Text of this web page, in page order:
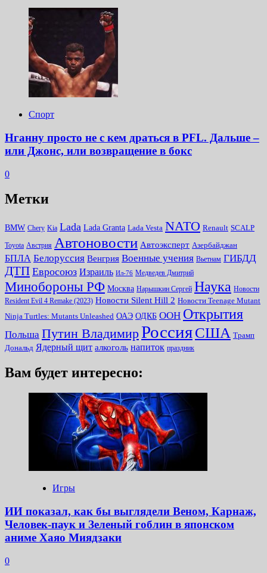
Спорт
Нганну просто не с кем драться в PFL. Дальше –
или Джонс, или возвращение в бокс
0
Метки
BMW Chery Kia Lada Lada Granta Lada Vesta NATO Renault SCALP
Toyota Австрия Автоновости Автоэксперт Азербайджан
БПЛА Белоруссия Венгрия Военные учения Вьетнам ГИБДД
ДТП Евросоюз Израиль Ил-76 Медведев Дмитрий
Минoбороны РФ Москва Нарышкин Сергей Наука Новости
Resident Evil 4 Remake (2023) Новости Silent Hill 2 Новости Teenage Mutant
Ninja Turtles: Mutants Unleashed ОАЭ ОДКБ ООН Открытия
Польша Путин ВладимирРоссияСША Трамп
Дональд Ядерный щит алкоголь напиток праздник
Вам будет интересно:
Игры
ИИ показал, как бы выглядели Веном, Карнаж,
Человек-паук и Зеленый гоблин в японском
аниме Хаяо Миядзаки
0